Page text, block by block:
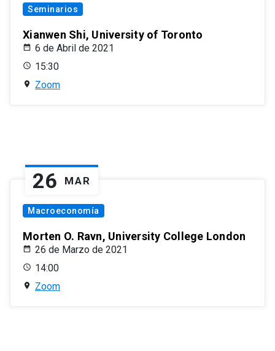
Seminarios
Xianwen Shi, University of Toronto
6 de Abril de 2021
15:30
Zoom
26 MAR
Macroeconomía
Morten O. Ravn, University College London
26 de Marzo de 2021
14:00
Zoom